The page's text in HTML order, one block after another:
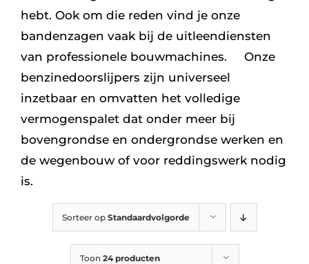
hebt. Ook om die reden vind je onze
bandenzagen vaak bij de uitleendiensten
van professionele bouwmachines. Onze
benzinedoorslijpers zijn universeel
inzetbaar en omvatten het volledige
vermogenspalet dat onder meer bij
bovengrondse en ondergrondse werken en
de wegenbouw of voor reddingswerk nodig
is.
Sorteer op Standaardvolgorde
Toon 24 producten